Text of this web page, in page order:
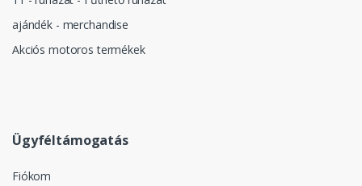
ajándék - merchandise
Akciós motoros termékek
Ügyféltámogatás
Fiókom